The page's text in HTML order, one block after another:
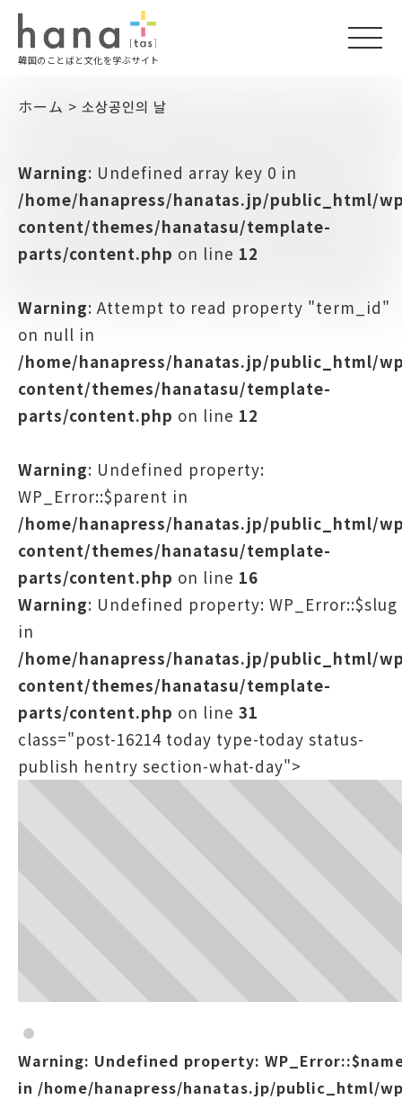
韓国のことばと文化を学ぶサイト
ホーム > 소상공인의 날
Warning: Undefined array key 0 in
/home/hanapress/hanatas.jp/public_html/
content/themes/hanatasu/template-
parts/content.php on line 12
Warning: Attempt to read property "term_id"
on null in
/home/hanapress/hanatas.jp/public_html/
content/themes/hanatasu/template-
parts/content.php on line 12
Warning: Undefined property:
WP_Error::$parent in
/home/hanapress/hanatas.jp/public_html/
content/themes/hanatasu/template-
parts/content.php on line 16
Warning: Undefined property: WP_Error::$slug
in
/home/hanapress/hanatas.jp/public_html/
content/themes/hanatasu/template-
parts/content.php on line 31
class="post-16214 today type-today status-
publish hentry section-what-day">
Warning: Undefined property:
in /home/hanapress/hanatas.jp/public_html/